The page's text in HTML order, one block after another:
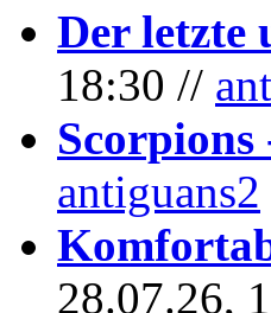
Der letzte
18:30 //
antiguans2
28.07.26,